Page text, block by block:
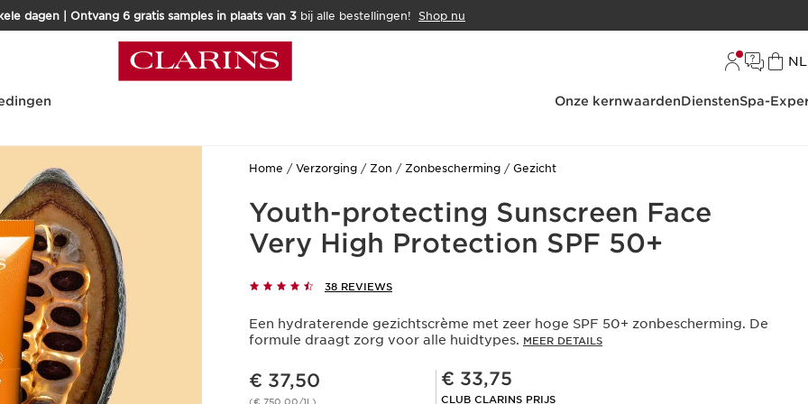
dagen | Ontvang 6 gratis samples in plaats van 3 bij alle bestellingen! Shop nu
NL
Onze kernwaardenDienstenSpa-
Home Verzorging Zon Zonbescherming Gezicht
Youth-protecting Sunscreen Face
Very High Protection SPF 50+
38 REVIEWS
Een hydraterende gezichtscrème met zeer hoge SPF 50+ zonbescherming. De
formule draagt zorg voor alle huidtypes. MEER DETAILS
Dit is nu de prijs € 37,50
€ 37,50
(€ 750,00/1L)
Club Clarins Prijs € 33,75
€ 33,75
CLUB CLARINS PRIJS